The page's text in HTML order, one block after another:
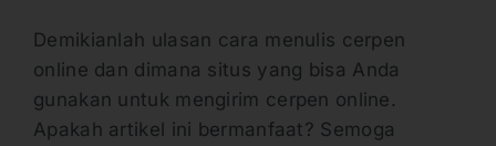
Demikianlah ulasan cara menulis cerpen
online dan dimana situs yang bisa Anda
gunakan untuk mengirim cerpen online.
Apakah artikel ini bermanfaat? Semoga